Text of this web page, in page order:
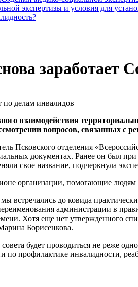
экспертизы и условия для
заработает
взаимодействия
вопросов, связанных с
Псковского отделения
документах. Ранее он был
свое название, подчеркнула
организации, помогающие людям
встречались до ковида
администрации в
Хотя еще нет утвержденного
Борисенкова.
совета будет проводиться не реже
по профилактике инвалидности,